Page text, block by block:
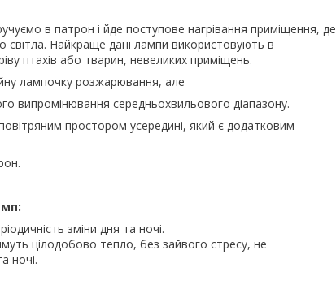
в патрон і йде поступове нагрівання приміщення, де
Найкраще дані лампи використовують в
птахів або тварин, невеликих приміщень.
лампочку розжарювання, але
випромінювання середньохвильового діапазону.
простором усередині, який є додатковим
зміни дня та ночі.
цілодобово тепло, без зайвого стресу, не
ночі.